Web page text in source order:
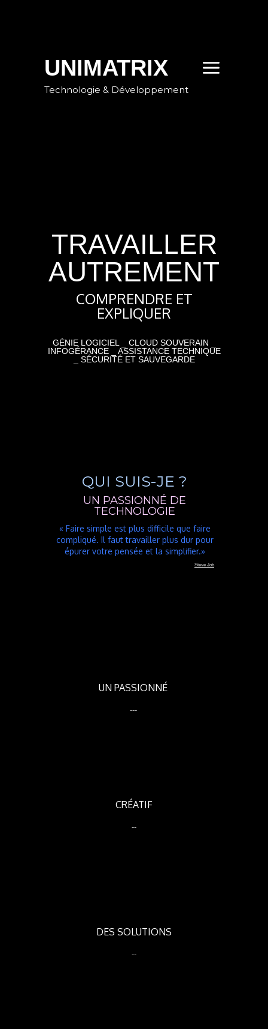
UNIMATRIX
Technologie & Développement
TRAVAILLER
AUTREMENT
COMPRENDRE ET
EXPLIQUER
GÉNIE LOGICIEL _ CLOUD SOUVERAIN _
INFOGÉRANCE _ ASSISTANCE TECHNIQUE
_ SÉCURITÉ ET SAUVEGARDE
QUI SUIS-JE ?
UN PASSIONNÉ DE
TECHNOLOGIE
« Faire simple est plus difficile que faire
compliqué. Il faut travailler plus dur pour
épurer votre pensée et la simplifier.»
Steve Job
UN PASSIONNÉ
---
CRÉATIF
--
DES SOLUTIONS
--